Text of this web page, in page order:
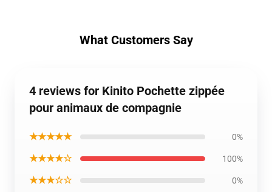
What Customers Say
4 reviews for Kinito Pochette zippée
pour animaux de compagnie
★★★★★ 0%
★★★★☆ 100%
★★★☆☆ 0%